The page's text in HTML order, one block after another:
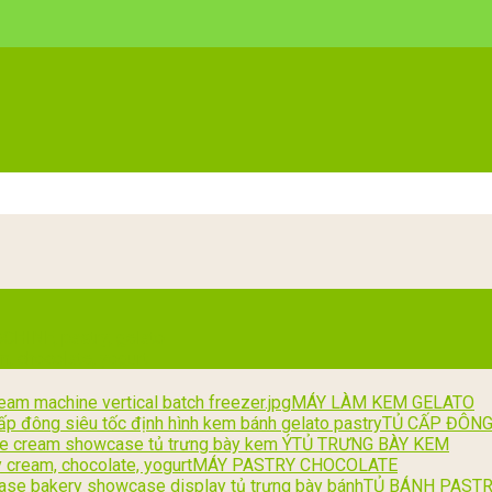
MÁY LÀM KEM GELATO
TỦ CẤP
TỦ TRƯNG BÀY KEM
MÁY PASTRY CHOCOLATE
TỦ BÁNH